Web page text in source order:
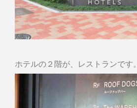
ホテルの２階が、レストランです。